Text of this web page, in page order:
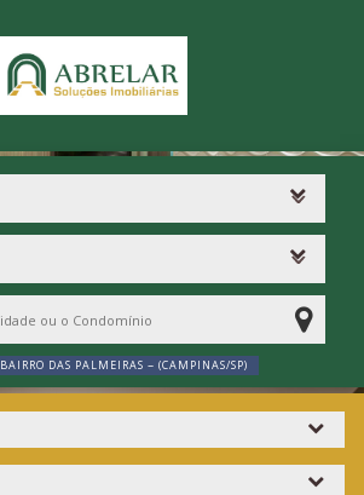
BAIRRO DAS PALMEIRAS ~ (CAMPINAS/SP)